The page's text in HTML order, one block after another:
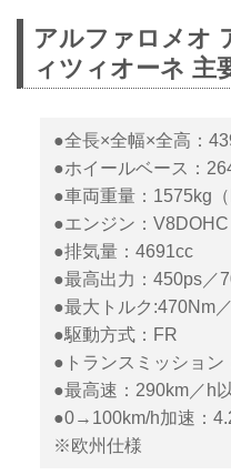
アルファロメオ
ィツィオーネ 主
●全長×全幅×全高：
●ホイールベース：
●車両重量：1575kg（
●エンジン：V8DOHC
●排気量：4691cc
●最高出力：450ps／
●最大トルク:470Nm
●駆動方式：FR
●トランスミッション
●最高速：290km／h
●0→100km/h加速：
※欧州仕様